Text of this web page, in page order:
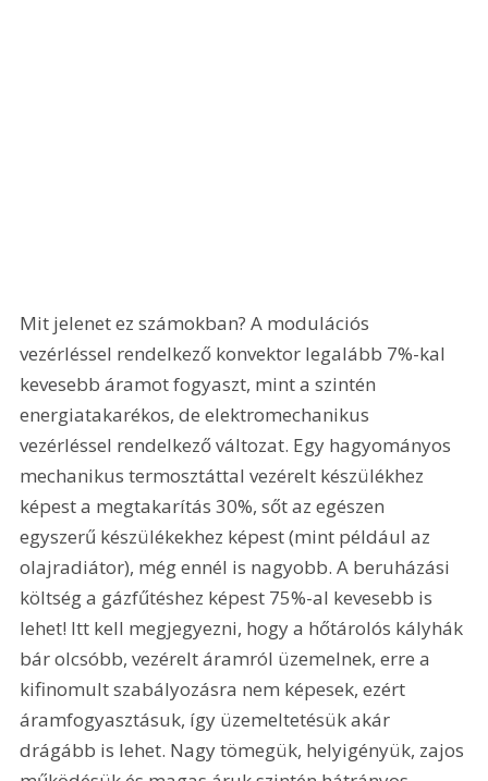
Mit jelenet ez számokban? A modulációs
vezérléssel rendelkező konvektor legalább 7%-kal
kevesebb áramot fogyaszt, mint a szintén
energiatakarékos, de elektromechanikus
vezérléssel rendelkező változat. Egy hagyományos
mechanikus termosztáttal vezérelt készülékhez
képest a megtakarítás 30%, sőt az egészen
egyszerű készülékekhez képest (mint például az
olajradiátor), még ennél is nagyobb. A beruházási
költség a gázfűtéshez képest 75%-al kevesebb is
lehet! Itt kell megjegyezni, hogy a hőtárolós kályhák
bár olcsóbb, vezérelt áramról üzemelnek, erre a
kifinomult szabályozásra nem képesek, ezért
áramfogyasztásuk, így üzemeltetésük akár
drágább is lehet. Nagy tömegük, helyigényük, zajos